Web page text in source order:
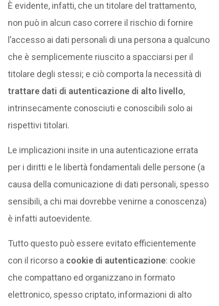
È evidente, infatti, che un titolare del trattamento,
non può in alcun caso correre il rischio di fornire
l’accesso ai dati personali di una persona a qualcuno
che è semplicemente riuscito a spacciarsi per il
titolare degli stessi; e ciò comporta la necessità di
trattare dati di autenticazione di alto livello,
intrinsecamente conosciuti e conoscibili solo ai
rispettivi titolari.
Le implicazioni insite in una autenticazione errata
per i diritti e le libertà fondamentali delle persone (a
causa della comunicazione di dati personali, spesso
sensibili, a chi mai dovrebbe venirne a conoscenza)
è infatti autoevidente.
Tutto questo può essere evitato efficientemente
con il ricorso a cookie di autenticazione: cookie
che compattano ed organizzano in formato
elettronico, spesso criptato, informazioni di alto